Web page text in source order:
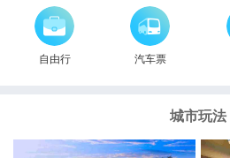
自由行 汽车票
城市玩法